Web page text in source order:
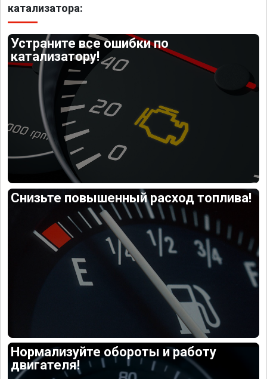
катализатора:
Устраните все ошибки по
катализатору!
Снизьте повышенный расход топлива!
Нормализуйте обороты и работу
двигателя!